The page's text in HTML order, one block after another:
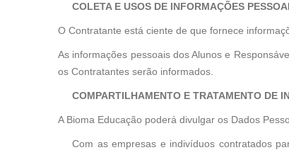
COLETA E USOS DE INFORMAÇÕES
O Contratante está ciente de que fornece
As informações pessoais dos Alunos e
os Contratantes serão informados.
COMPARTILHAMENTO E TRATAMENTO DE
A Bioma Educação poderá divulgar os Dados
Com as empresas e indivíduos contratados